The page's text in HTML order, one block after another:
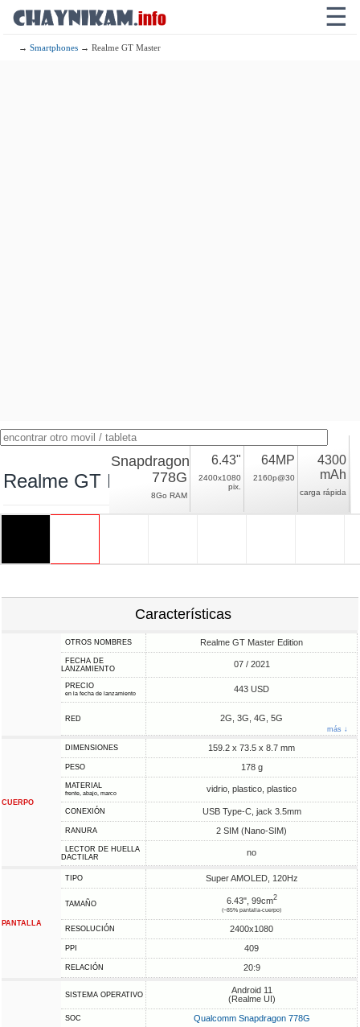
☰
→Smartphones → Realme GT Master
Realme GT Master
Snapdragon
778G
8Go RAM
6.43"
2400x1080
pix.
64MP
2160p@30
4300
mAh
carga rápida
Características
OTROS NOMBRES Realme GT Master Edition
FECHA DE
LANZAMIENTO
07 / 2021
PRECIO
en la fecha de lanzamiento 443 USD
RED 2G, 3G, 4G, 5G
más ↓
CUERPO
DIMENSIONES 159.2 x 73.5 x 8.7 mm
PESO 178 g
MATERIAL
frente, abajo, marco vidrio, plastico, plastico
CONEXIÓN USB Type-C, jack 3.5mm
RANURA 2 SIM (Nano-SIM)
LECTOR DE HUELLA
DACTILAR
no
PANTALLA
TIPO Super AMOLED, 120Hz
TAMAÑO 6.43", 99cm2
(~85% pantalla-cuerpo)
RESOLUCIÓN 2400x1080
PPI 409
RELACIÓN 20:9
SISTEMA OPERATIVO
Android 11
(Realme UI)
SOC Qualcomm Snapdragon 778G